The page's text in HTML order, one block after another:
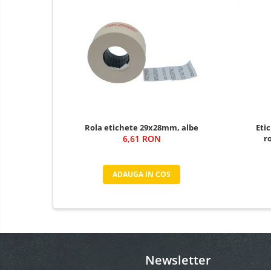
Rola etichete 29x28mm, albe
6,61 RON
ADAUGA IN COS
Newsletter